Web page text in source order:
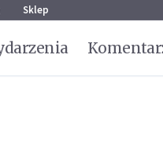
Sklep